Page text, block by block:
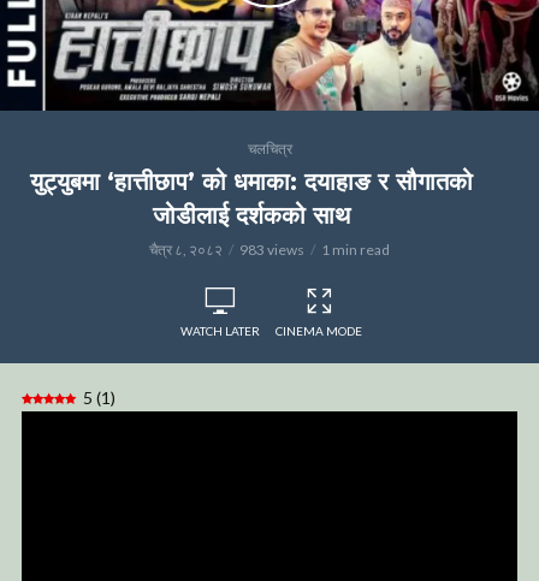
चलचित्र
युट्युबमा ‘हात्तीछाप’ को धमाका: दयाहाङ र सौगातको
जोडीलाई दर्शकको साथ
चैत्र ८, २०८२ 983 views 1 min read
WATCH LATER CINEMA MODE
5 (1)